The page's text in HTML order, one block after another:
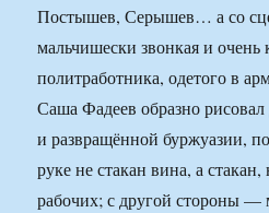
Постышев, Серышев… а со
мальчишески звонкая и очень
политработника, одетого в
Саша Фадеев образно
и развращённой буржуазии,
руке не стакан вина, а
рабочих; с другой стороны